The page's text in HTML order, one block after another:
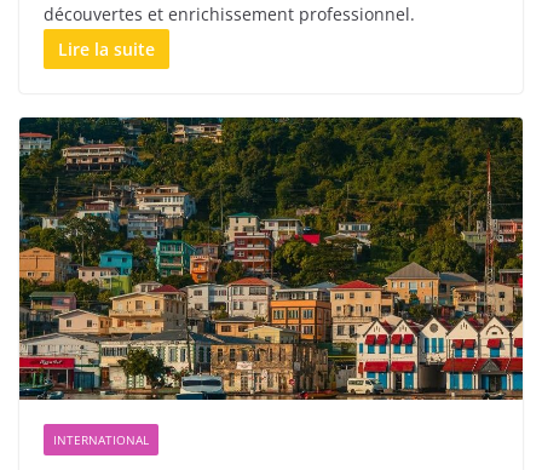
découvertes et enrichissement professionnel.
Lire la suite
INTERNATIONAL